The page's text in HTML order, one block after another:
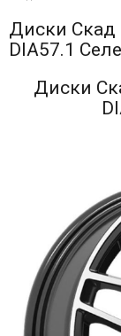
Услуги
Хранение шин
Войти на сайт
+7(812)317-
17-
52
Вы здесь
Диски Скад
DIA57.1
Диски